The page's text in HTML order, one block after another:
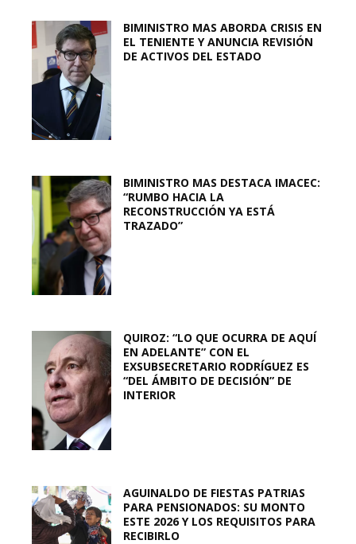
BIMINISTRO MAS ABORDA CRISIS EN
EL TENIENTE Y ANUNCIA REVISIÓN
DE ACTIVOS DEL ESTADO
BIMINISTRO MAS DESTACA IMACEC:
“RUMBO HACIA LA
RECONSTRUCCIÓN YA ESTÁ
TRAZADO”
QUIROZ: “LO QUE OCURRA DE AQUÍ
EN ADELANTE” CON EL
EXSUBSECRETARIO RODRÍGUEZ ES
“DEL ÁMBITO DE DECISIÓN” DE
INTERIOR
AGUINALDO DE FIESTAS PATRIAS
PARA PENSIONADOS: SU MONTO
ESTE 2026 Y LOS REQUISITOS PARA
RECIBIRLO